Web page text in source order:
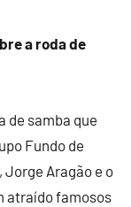
a roda de
de samba que
Fundo de
Jorge Aragão e o
atraído famosos